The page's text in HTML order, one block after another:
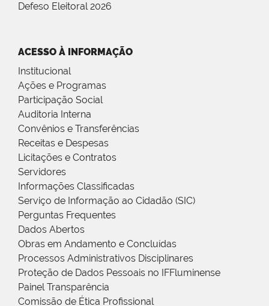
Defeso Eleitoral 2026
ACESSO À INFORMAÇÃO
Institucional
Ações e Programas
Participação Social
Auditoria Interna
Convênios e Transferências
Receitas e Despesas
Licitações e Contratos
Servidores
Informações Classificadas
Serviço de Informação ao Cidadão (SIC)
Perguntas Frequentes
Dados Abertos
Obras em Andamento e Concluídas
Processos Administrativos Disciplinares
Proteção de Dados Pessoais no IFFluminense
Painel Transparência
Comissão de Ética Profissional